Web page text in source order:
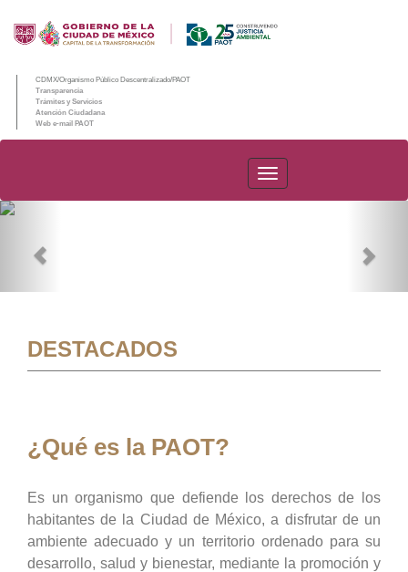
CDMX/Organismo Público Descentralizado/PAOT
Transparencia
Trámites y Servicios
Atención Ciudadana
Web e-mail PAOT
PAOT
DESTACADOS
¿Qué es la PAOT?
Es un organismo que defiende los derechos de los
habitantes de la Ciudad de México, a disfrutar de un
ambiente adecuado y un territorio ordenado para su
desarrollo, salud y bienestar, mediante la promoción y